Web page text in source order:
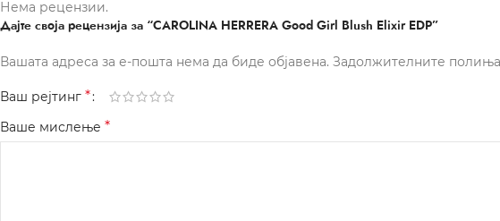
Нема рецензии.
Дајте своја рецензија за “CAROLINA HERRERA Good Girl Blush Elixir EDP”
Вашата адреса за е-пошта нема да биде објавена. Задолжителните
Ваш рејтинг *
Ваше мислење *